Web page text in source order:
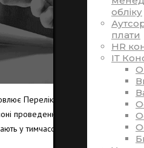
обліку
плати
HR
ІТ
Перелік територіальних
проведення воєнних
у тимчасовій окупації,